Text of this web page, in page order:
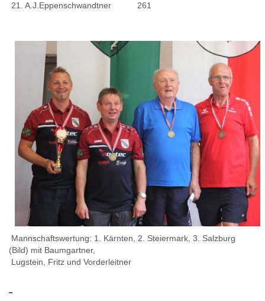
21. A.J.Eppenschwandtner 261
Mannschaftswertung: 1. Kärnten, 2. Steiermark, 3. Salzburg
(Bild) mit Baumgartner,
Lugstein, Fritz und Vorderleitner